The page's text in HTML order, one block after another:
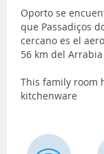
Oporto se
que Passadiços
cercano es el
56 km del
This family room
kitchenware